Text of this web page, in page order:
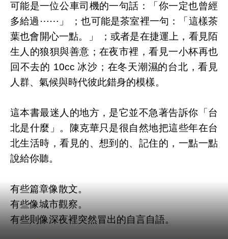
可能是一位公車司機的一句話：「你一定也曾經
多給過⋯⋯」 ；也可能是茶室裡一句：「這樣茶
葉也會開心一點。」 ；或者是在捷運上，看見陌
生人的狼狽與善意；在夜市裡，看見一小杯再也
回不去的 10cc 冰沙；在冬天潮濕的台北，看見
人群、氣候與時代彼此錯身的模樣。
這本書最迷人的地方，是它並不急著告訴你「台
北是什麼」。陳克華只是很自然地把這些年在台
北生活時，看見的、想到的、記住的，一點一點
說給你聽。
有些篇章像散文。
有些像城市觀察。
有些則像深夜裡突然冒出的自言自語。